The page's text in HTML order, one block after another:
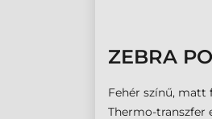
ZEBRA
Fehér színű, matt
Thermo-transzfer